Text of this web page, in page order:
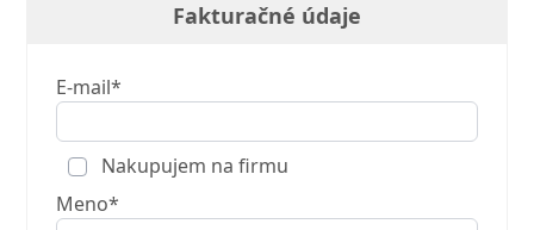
Fakturačné údaje
E-mail*
Nakupujem na firmu
Meno*